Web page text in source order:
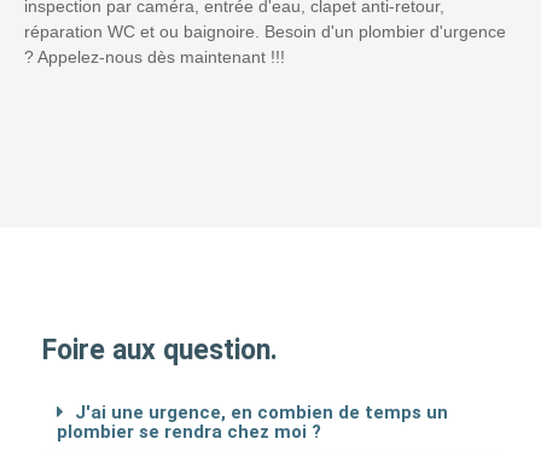
inspection par caméra, entrée d'eau, clapet anti-retour,
réparation WC et ou baignoire. Besoin d'un plombier d'urgence
? Appelez-nous dès maintenant !!!
Foire aux question.
J'ai une urgence, en combien de temps un
plombier se rendra chez moi ?